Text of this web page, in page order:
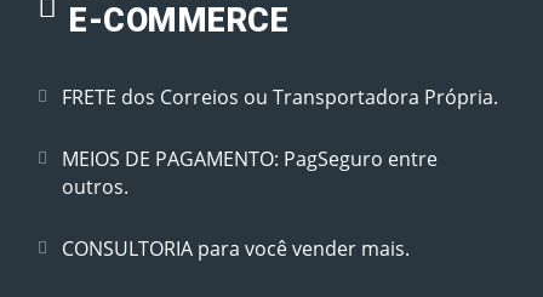
E-COMMERCE
FRETE dos Correios ou Transportadora Própria.
MEIOS DE PAGAMENTO: PagSeguro entre
outros.
CONSULTORIA para você vender mais.